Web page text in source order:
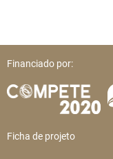
Financiado por:
Ficha de projeto